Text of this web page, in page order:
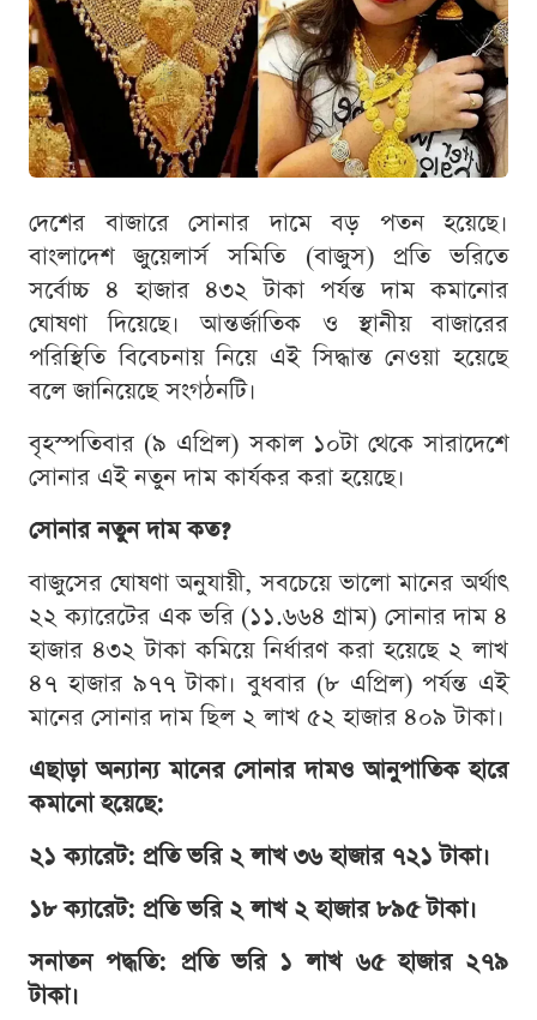
দেশের বাজারে সোনার দামে বড় পতন হয়েছে।
বাংলাদেশ জুয়েলার্স সমিতি (বাজুস) প্রতি ভরিতে
সর্বোচ্চ ৪ হাজার ৪৩২ টাকা পর্যন্ত দাম কমানোর
ঘোষণা দিয়েছে। আন্তর্জাতিক ও স্থানীয় বাজারের
পরিস্থিতি বিবেচনায় নিয়ে এই সিদ্ধান্ত নেওয়া হয়েছে
বলে জানিয়েছে সংগঠনটি।
বৃহস্পতিবার (৯ এপ্রিল) সকাল ১০টা থেকে সারাদেশে
সোনার এই নতুন দাম কার্যকর করা হয়েছে।
সোনার নতুন দাম কত?
বাজুসের ঘোষণা অনুযায়ী, সবচেয়ে ভালো মানের অর্থাৎ
২২ ক্যারেটের এক ভরি (১১.৬৬৪ গ্রাম) সোনার দাম ৪
হাজার ৪৩২ টাকা কমিয়ে নির্ধারণ করা হয়েছে ২ লাখ
৪৭ হাজার ৯৭৭ টাকা। বুধবার (৮ এপ্রিল) পর্যন্ত এই
মানের সোনার দাম ছিল ২ লাখ ৫২ হাজার ৪০৯ টাকা।
এছাড়া অন্যান্য মানের সোনার দামও আনুপাতিক হারে
কমানো হয়েছে:
২১ ক্যারেট: প্রতি ভরি ২ লাখ ৩৬ হাজার ৭২১ টাকা।
১৮ ক্যারেট: প্রতি ভরি ২ লাখ ২ হাজার ৮৯৫ টাকা।
সনাতন পদ্ধতি: প্রতি ভরি ১ লাখ ৬৫ হাজার ২৭৯
টাকা।